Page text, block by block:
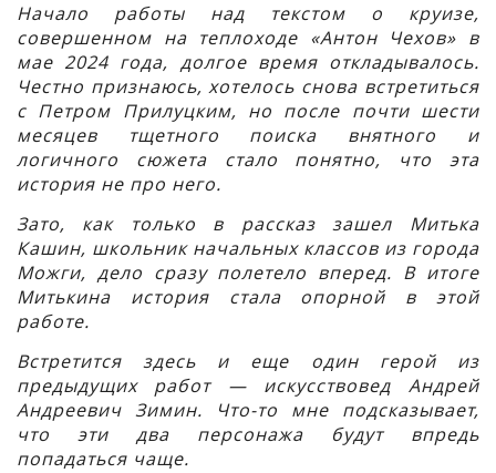
Начало работы над текстом о круизе,
совершенном на теплоходе «Антон Чехов» в
мае 2024 года, долгое время откладывалось.
Честно признаюсь, хотелось снова встретиться
с Петром Прилуцким, но после почти шести
месяцев тщетного поиска внятного и
логичного сюжета стало понятно, что эта
история не про него.
Зато, как только в рассказ зашел Митька
Кашин, школьник начальных классов из города
Можги, дело сразу полетело вперед. В итоге
Митькина история стала опорной в этой
работе.
Встретится здесь и еще один герой из
предыдущих работ — искусствовед Андрей
Андреевич Зимин. Что-то мне подсказывает,
что эти два персонажа будут впредь
попадаться чаще.